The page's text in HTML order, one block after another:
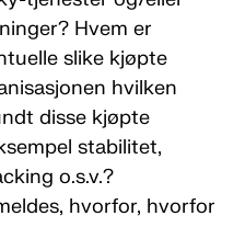
Hvem er
slike kjøpte
hvilken
disse kjøpte
stabilitet,
o.s.v.?
hvorfor, hvorfor